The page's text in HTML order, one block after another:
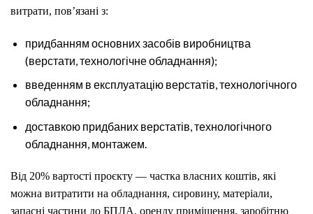
витрати, пов’язані з:
придбанням основних засобів виробництва
(верстати, технологічне обладнання);
введенням в експлуатацію верстатів, технологічного
обладнання;
доставкою придбаних верстатів, технологічного
обладнання, монтажем.
Від 20% вартості проєкту — частка власних коштів, які
можна витратити на обладнання, сировину, матеріали,
запасні частини до БПЛА, оренду приміщення, заробітню